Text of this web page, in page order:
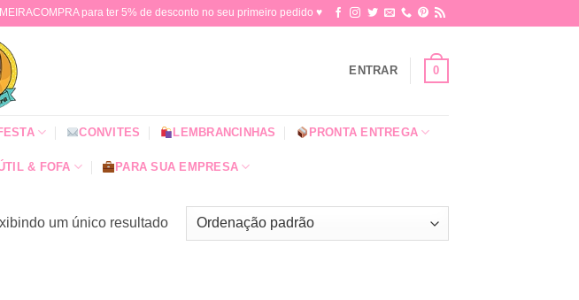
para ter 5% de desconto no seu primeiro pedido ♥​
ENTRAR 0
CONVITES LEMBRANCINHAS PRONTA ENTREGA
& FOFA PARA SUA EMPRESA
um único resultado